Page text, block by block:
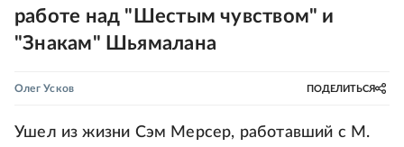
работе над "Шестым чувством" и
"Знакам" Шьямалана
Олег Усков ПОДЕЛИТЬСЯ
Ушел из жизни Сэм Мерсер, работавший с М.